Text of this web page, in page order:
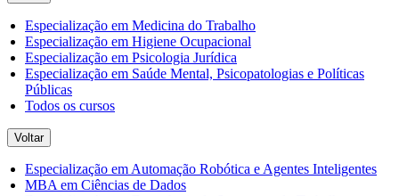
Especialização em Medicina do Trabalho
Especialização em Higiene Ocupacional
Especialização em Psicologia Jurídica
Especialização em Saúde Mental, Psicopatologias e Políticas
Públicas
Todos os cursos
Voltar
Especialização em Automação Robótica e Agentes Inteligentes
MBA em Ciências de Dados